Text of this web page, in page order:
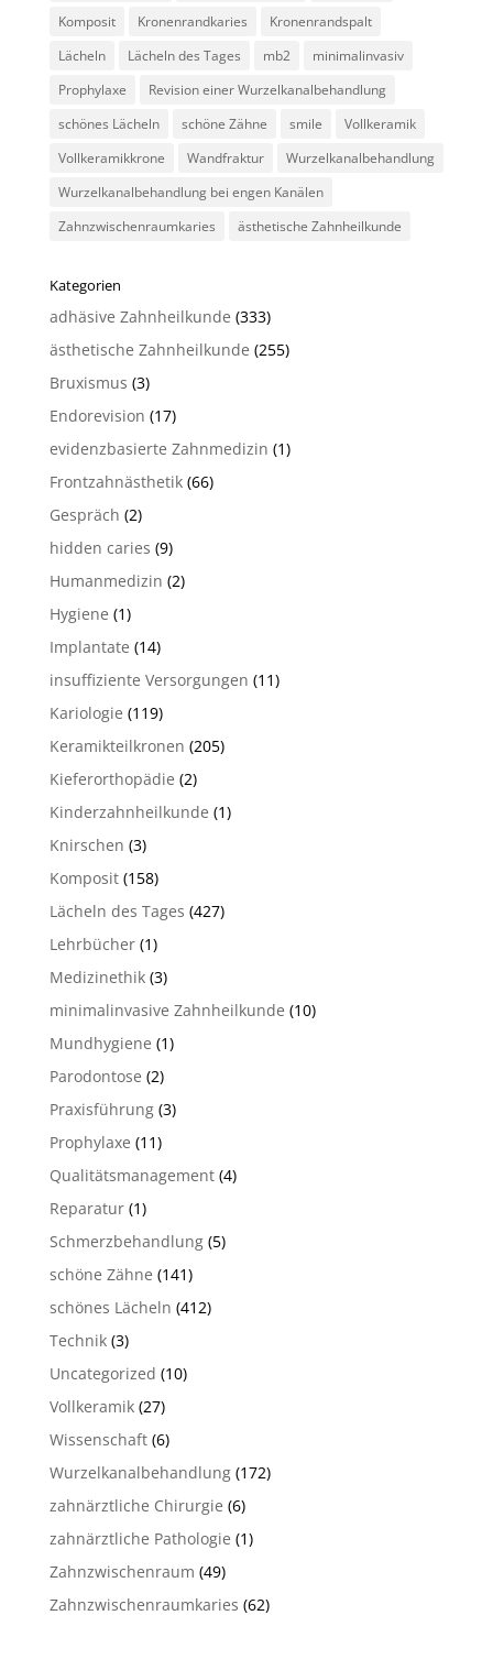
Komposit
Kronenrandkaries
Kronenrandspalt
Lächeln
Lächeln des Tages mb2
minimalinvasiv
Prophylaxe
Revision einer Wurzelkanalbehandlung
schönes Lächeln
schöne Zähne smile
Vollkeramik
Vollkeramikkrone
Wandfraktur
Wurzelkanalbehandlung
Wurzelkanalbehandlung bei engen Kanälen
Zahnzwischenraumkaries
ästhetische Zahnheilkunde
Kategorien
adhäsive Zahnheilkunde (333)
ästhetische Zahnheilkunde (255)
Bruxismus (3)
Endorevision (17)
evidenzbasierte Zahnmedizin (1)
Frontzahnästhetik(66)
Gespräch (2)
hidden caries (9)
Humanmedizin (2)
Hygiene (1)
Implantate (14)
insuffiziente Versorgungen (11)
Kariologie (119)
Keramikteilkronen (205)
Kieferorthopädie (2)
Kinderzahnheilkunde (1)
Knirschen (3)
Komposit(158)
Lächeln des Tages (427)
Lehrbücher(1)
Medizinethik(3)
minimalinvasive Zahnheilkunde (10)
Mundhygiene (1)
Parodontose (2)
Praxisführung(3)
Prophylaxe (11)
Qualitätsmanagement(4)
Reparatur(1)
Schmerzbehandlung(5)
schöne Zähne (141)
schönes Lächeln (412)
Technik(3)
Uncategorized (10)
Vollkeramik(27)
Wissenschaft(6)
Wurzelkanalbehandlung(172)
zahnärztliche Chirurgie (6)
zahnärztliche Pathologie (1)
Zahnzwischenraum (49)
Zahnzwischenraumkaries (62)